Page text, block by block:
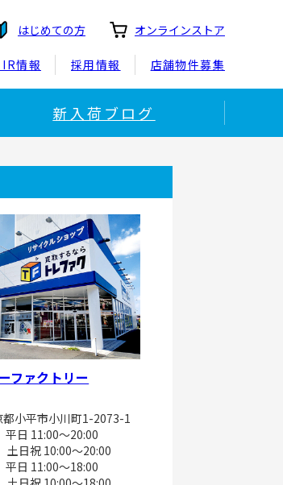
はじめての方 オンラインストア
情報 採用情報 店舗物件募集
新入荷ブログ
ファクトリー
都小平市小川町1-2073-1
平日 11:00～20:00
土日祝 10:00～20:00
平日 11:00～18:00